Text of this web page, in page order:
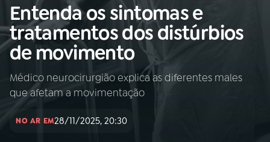
Buscar
na
Rádio
Nacional
Buscar
AO VIVO
INÍCIO
Entenda os sintomas e
tratamentos dos distúrbios
de movimento
Médico neurocirurgião explica as diferentes males
que afetam a movimentação
NO AR EM28/11/2025, 20:30